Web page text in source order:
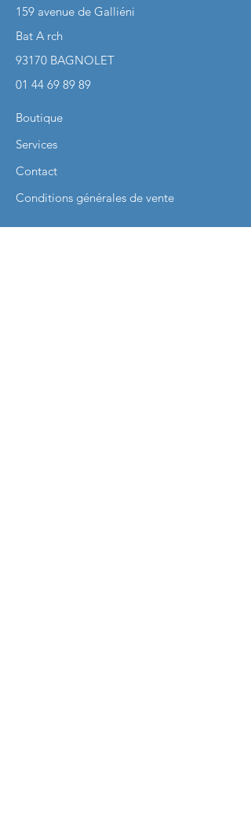
159 avenue de Galliéni
Bat A rch
93170 BAGNOLET
01 44 69 89 89
Boutique
Services
Contact
Conditions générales de vente